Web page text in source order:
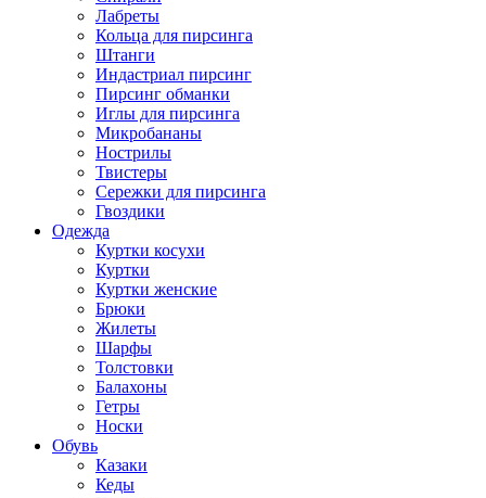
Лабреты
Кольца для пирсинга
Штанги
Индастриал пирсинг
Пирсинг обманки
Иглы для пирсинга
Микробананы
Нострилы
Твистеры
Сережки для пирсинга
Гвоздики
Одежда
Куртки косухи
Куртки
Куртки женские
Брюки
Жилеты
Шарфы
Толстовки
Балахоны
Гетры
Носки
Обувь
Казаки
Кеды